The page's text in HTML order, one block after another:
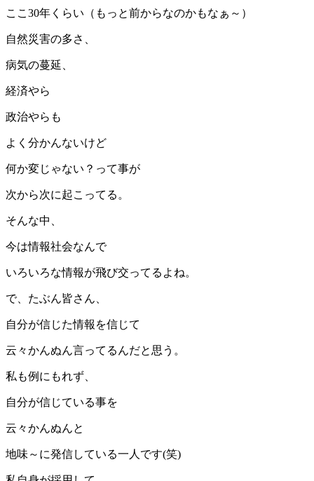
ここ30年くらい（もっと前からなのかもなぁ～）
自然災害の多さ、
病気の蔓延、
経済やら
政治やらも
よく分かんないけど
何か変じゃない？って事が
次から次に起こってる。
そんな中、
今は情報社会なんで
いろいろな情報が飛び交ってるよね。
で、たぶん皆さん、
自分が信じた情報を信じて
云々かんぬん言ってるんだと思う。
私も例にもれず、
自分が信じている事を
云々かんぬんと
地味～に発信している一人です(笑)